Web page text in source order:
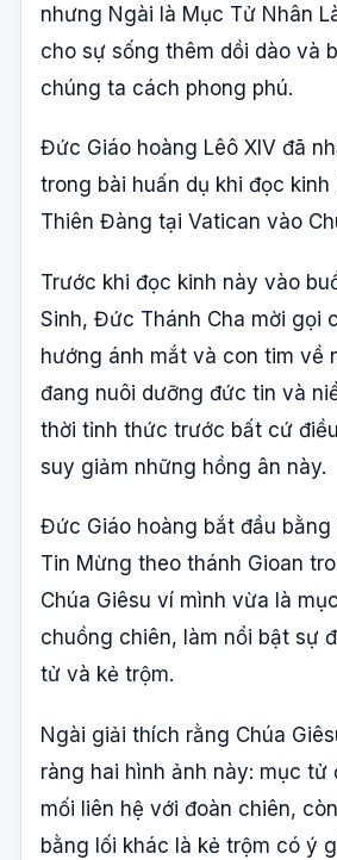
nhưng Ngài là Mục Tử Nhân
cho sự sống thêm dồi dào và
chúng ta cách phong phú.
Đức Giáo hoàng Lêô XIV đã
trong bài huấn dụ khi đọc kinh
Thiên Đàng tại Vatican vào
Trước khi đọc kinh này vào
Sinh, Đức Thánh Cha mời gọi
hướng ánh mắt và con tim về
đang nuôi dưỡng đức tin và
thời tỉnh thức trước bất cứ
suy giảm những hồng ân này.
Đức Giáo hoàng bắt đầu
Tin Mừng theo thánh Gioan
Chúa Giêsu ví mình vừa là
chuồng chiên, làm nổi bật sự
tử và kẻ trộm.
Ngài giải thích rằng Chúa
ràng hai hình ảnh này: mục tử
mối liên hệ với đoàn chiên,
bằng lối khác là kẻ trộm có ý